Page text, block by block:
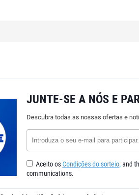
JUNTE-SE A NÓS E
Descubra todas as nossas ofertas e
Aceito osCondições do sorteio, and
communications.